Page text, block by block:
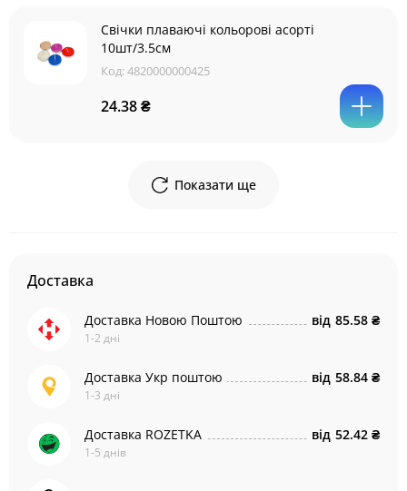
Свічки плаваючі кольорові асорті
10шт/3.5см
Код:4820000000425
24.38 ₴
Показати ще
Доставка
Доставка Новою Поштою
1-2 дні
від 85.58 ₴
Доставка Укр поштою
1-3 дні
від 58.84 ₴
Доставка ROZETKA
1-5 днів
від 52.42 ₴